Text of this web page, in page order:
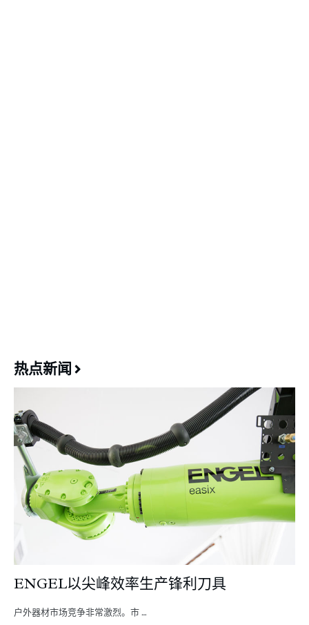
热点新闻
ENGEL以尖峰效率生产锋利刀具
户外器材市场竞争非常激烈。市 …